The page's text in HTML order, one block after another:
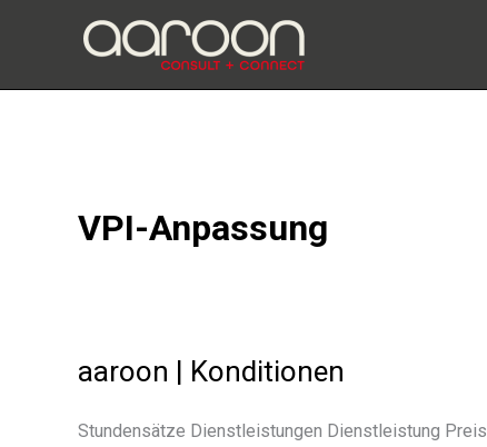
VPI-Anpassung
aaroon | Konditionen
Stundensätze Dienstleistungen Dienstleistung